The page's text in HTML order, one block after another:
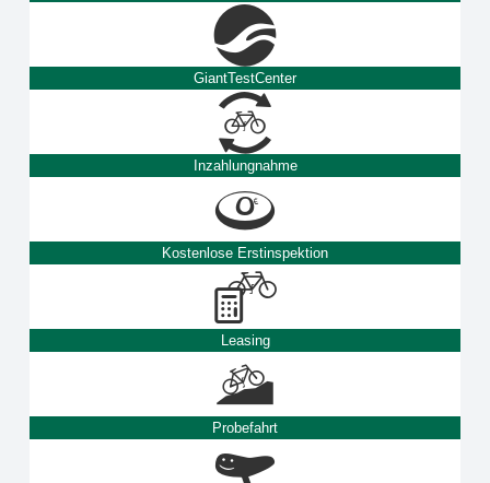
GiantTestCenter
Inzahlungnahme
Kostenlose Erstinspektion
Leasing
Probefahrt